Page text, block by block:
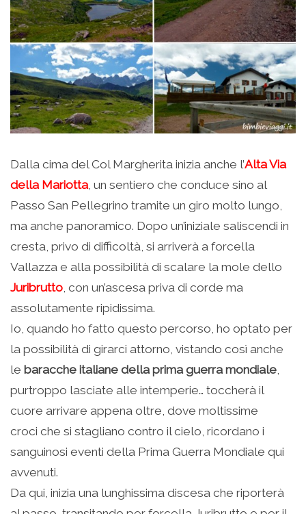
Dalla cima del Col Margherita inizia anche l’Alta Via
della Mariotta, un sentiero che conduce sino al
Passo San Pellegrino tramite un giro molto lungo,
ma anche panoramico. Dopo un’iniziale saliscendi in
cresta, privo di difficoltà, si arriverà a forcella
Vallazza e alla possibilità di scalare la mole dello
Juribrutto, con un’ascesa priva di corde ma
assolutamente ripidissima.
Io, quando ho fatto questo percorso, ho optato per
la possibilità di girarci attorno, vistando così anche
le baracche italiane della prima guerra mondiale,
purtroppo lasciate alle intemperie… toccherà il
cuore arrivare appena oltre, dove moltissime
croci che si stagliano contro il cielo, ricordano i
sanguinosi eventi della Prima Guerra Mondiale qui
avvenuti.
Da qui, inizia una lunghissima discesa che riporterà